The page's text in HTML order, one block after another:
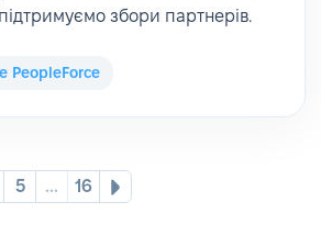
збори партнерів.
PeopleForce
5 ... 16